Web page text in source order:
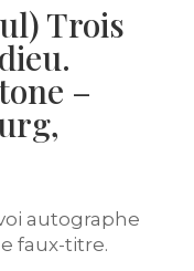
Trois
–
autographe
faux-titre.